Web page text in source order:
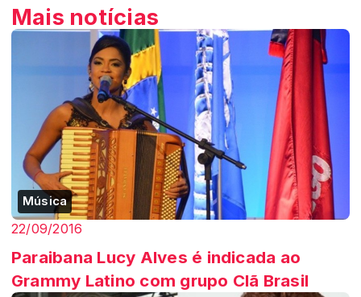
Mais notícias
Música
22/09/2016
Paraibana Lucy Alves é indicada ao
Grammy Latino com grupo Clã Brasil